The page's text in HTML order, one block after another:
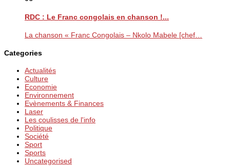
RDC : Le Franc congolais en chanson !...
La chanson « Franc Congolais – Nkolo Mabele [chef…
Categories
Actualités
Culture
Economie
Environnement
Evènements & Finances
Laser
Les coulisses de l'info
Politique
Société
Sport
Sports
Uncategorised